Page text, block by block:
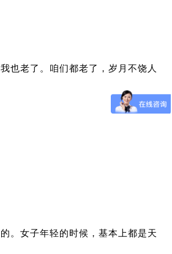
也老了。咱们都老了，岁月不饶人
。女子年轻的时候，基本上都是天